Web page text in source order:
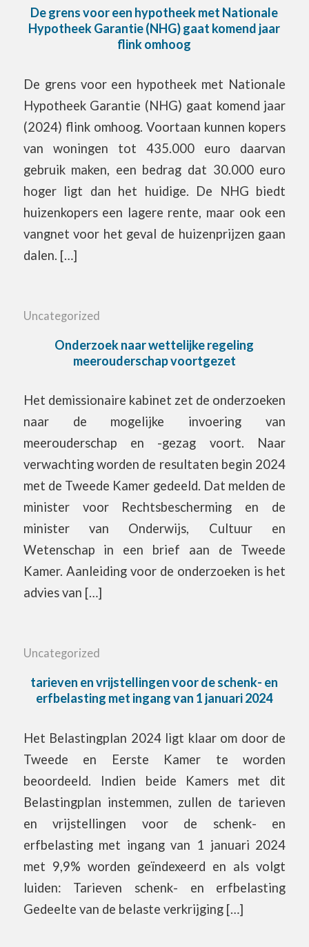
De grens voor een hypotheek met Nationale
Hypotheek Garantie (NHG) gaat komend jaar
flink omhoog
De grens voor een hypotheek met Nationale
Hypotheek Garantie (NHG) gaat komend jaar
(2024) flink omhoog. Voortaan kunnen kopers
van woningen tot 435.000 euro daarvan
gebruik maken, een bedrag dat 30.000 euro
hoger ligt dan het huidige. De NHG biedt
huizenkopers een lagere rente, maar ook een
vangnet voor het geval de huizenprijzen gaan
dalen. […]
Uncategorized
Onderzoek naar wettelijke regeling
meerouderschap voortgezet
Het demissionaire kabinet zet de onderzoeken
naar de mogelijke invoering van
meerouderschap en -gezag voort. Naar
verwachting worden de resultaten begin 2024
met de Tweede Kamer gedeeld. Dat melden de
minister voor Rechtsbescherming en de
minister van Onderwijs, Cultuur en
Wetenschap in een brief aan de Tweede
Kamer. Aanleiding voor de onderzoeken is het
advies van […]
Uncategorized
tarieven en vrijstellingen voor de schenk- en
erfbelasting met ingang van 1 januari 2024
Het Belastingplan 2024 ligt klaar om door de
Tweede en Eerste Kamer te worden
beoordeeld. Indien beide Kamers met dit
Belastingplan instemmen, zullen de tarieven
en vrijstellingen voor de schenk- en
erfbelasting met ingang van 1 januari 2024
met 9,9% worden geïndexeerd en als volgt
luiden: Tarieven schenk- en erfbelasting
Gedeelte van de belaste verkrijging […]